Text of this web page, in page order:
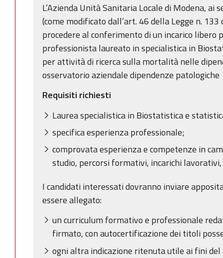
L’Azienda Unità Sanitaria Locale di Modena, ai
(come modificato dall’art. 46 della Legge n.
procedere al conferimento di un incarico libero
professionista laureato in specialistica in
per attività di ricerca sulla mortalità nelle
osservatorio aziendale dipendenze patologiche
Requisiti richiesti
Laurea specialistica in Biostatistica e
specifica esperienza professionale;
comprovata esperienza e competenze in
studio, percorsi formativi, incarichi
I candidati interessati dovranno inviare
essere allegato:
un curriculum formativo e professionale
firmato, con autocertificazione dei titoli
ogni altra indicazione ritenuta utile ai fini